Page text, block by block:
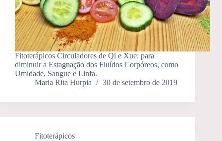
Fitoterápicos Circuladores de Qi e Xue: para
diminuir a Estagnação dos Fluídos Corpóreos, como
Umidade, Sangue e Linfa.
Maria Rita Hurpia
30 de setembro de 2019
Fitoterápicos